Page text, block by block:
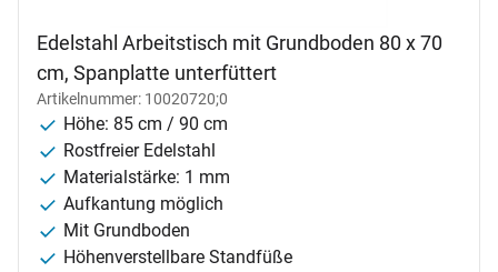
Edelstahl Arbeitstisch mit Grundboden 80 x 70
cm, Spanplatte unterfüttert
Artikelnummer: 10020720;0
Höhe: 85 cm / 90 cm
Rostfreier Edelstahl
Materialstärke: 1 mm
Aufkantung möglich
Mit Grundboden
Höhenverstellbare Standfüße